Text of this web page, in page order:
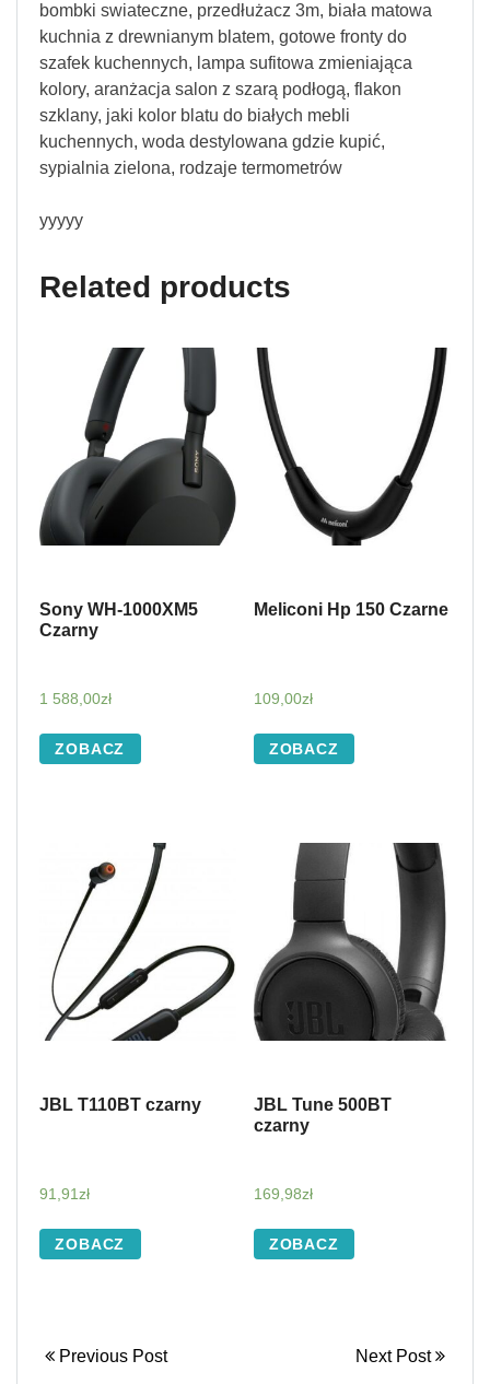
bombki swiateczne, przedłużacz 3m, biała matowa
kuchnia z drewnianym blatem, gotowe fronty do
szafek kuchennych, lampa sufitowa zmieniająca
kolory, aranżacja salon z szarą podłogą, flakon
szklany, jaki kolor blatu do białych mebli
kuchennych, woda destylowana gdzie kupić,
sypialnia zielona, rodzaje termometrów
yyyyy
Related products
Sony WH-1000XM5
Czarny
1 588,00zł
ZOBACZ
Meliconi Hp 150 Czarne
109,00zł
ZOBACZ
JBL T110BT czarny
91,91 zł
ZOBACZ
JBL Tune 500BT
czarny
169,98zł
ZOBACZ
Previous Post Next Post